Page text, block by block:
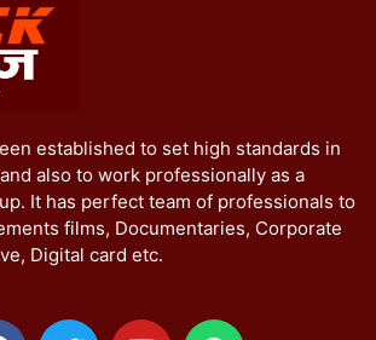
established to set high standards in
also to work professionally as a
It has perfect team of professionals to
films, Documentaries, Corporate
Digital card etc.